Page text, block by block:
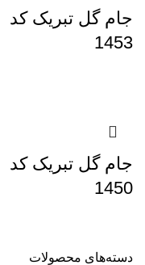
دسته‌های محصولات
جام گل تبریک کد
1453
جام گل تبریک کد
1450